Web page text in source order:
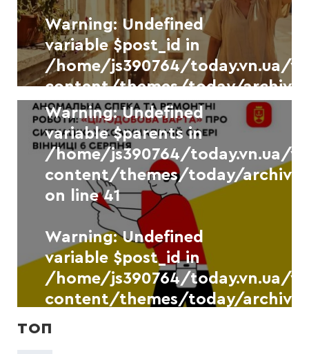
Warning: Undefined
variable $post_id in
/home/js390764/today.vn.ua/
content/themes/today/
on line41
НовиниУКР.НЕТ
У Вінниці зафіксували новий
рекорд максимальної
температури повітря
6 СЕРПНЯ, 2026
variable $separator in
/home/js390764/today.vn.ua/
content/themes/today/
on line41
Warning: Undefined
variable $parents in
/home/js390764/today.vn.ua/
content/themes/today/
on line41
Warning: Undefined
variable $post_id in
/home/js390764/today.vn.ua/
content/themes/today/
on line
ТОП